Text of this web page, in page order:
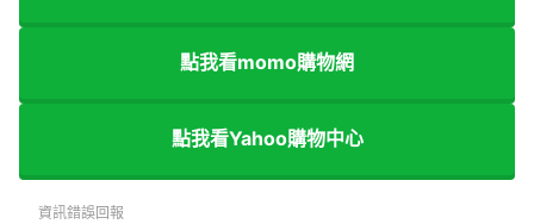
點我看momo購物網
點我看Yahoo購物中心
資訊錯誤回報